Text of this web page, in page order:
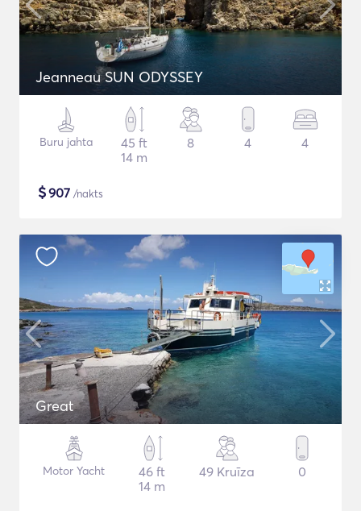
Jeanneau SUN ODYSSEY
Buru jahta
45 ft
14 m
8 4 4
$907 /nakts
Great
Motor Yacht
46 ft
14 m
49 Kruīza 0